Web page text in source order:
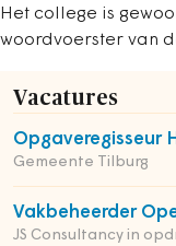
Het college is
woordvoerster van
Vacatures
Opgaveregisseur
Gemeente Tilburg
Vakbeheerder
JS Consultancy in